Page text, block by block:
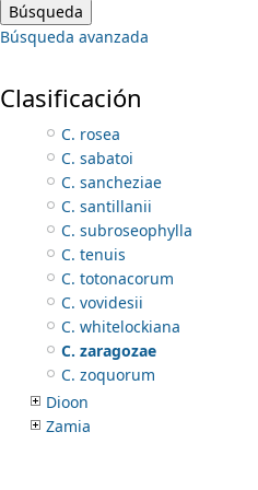
m
e
n
u
Búsqueda avanzada
Clasificación
C. morettii
C. norstogii
C. reesii
C. robusta
C. rosea
C. sabatoi
C. sancheziae
C. santillanii
C. subroseophylla
C. tenuis
C. totonacorum
C. vovidesii
C. whitelockiana
C. zaragozae
C. zoquorum
Dioon
Zamia